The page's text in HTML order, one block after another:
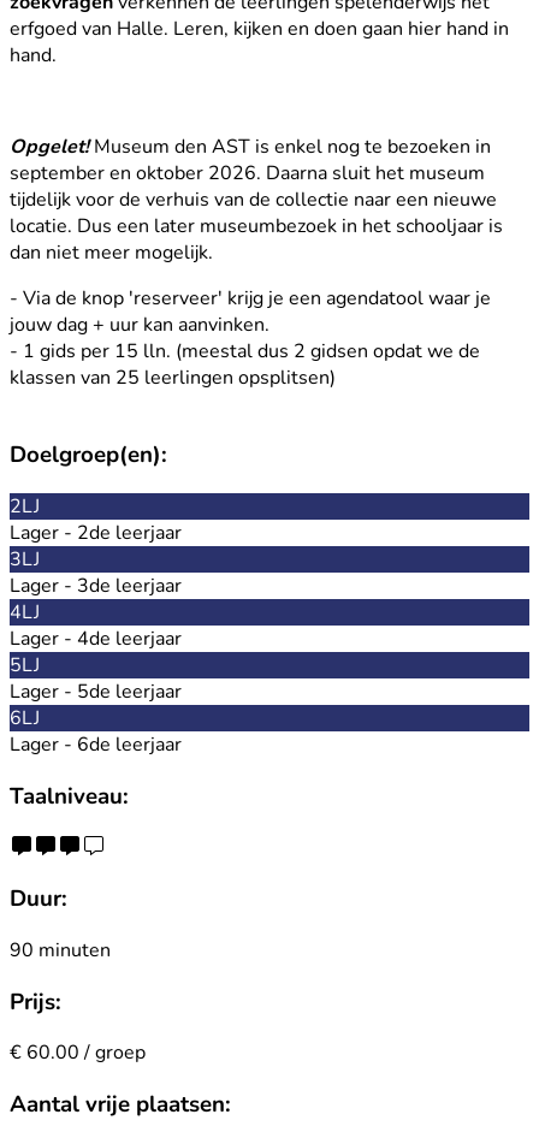
erfgoed van Halle. Leren, kijken en doen gaan hier hand in
hand.
Opgelet!Museum den AST is enkel nog te bezoeken in
september en oktober 2026. Daarna sluit het museum
tijdelijk voor de verhuis van de collectie naar een nieuwe
locatie. Dus een later museumbezoek in het schooljaar is
dan niet meer mogelijk.
- Via de knop 'reserveer' krijg je een agendatool waar je
jouw dag + uur kan aanvinken.
- 1 gids per 15 lln. (meestal dus 2 gidsen opdat we de
klassen van 25 leerlingen opsplitsen)
Doelgroep(en):
2LJ
Lager - 2de leerjaar
3LJ
Lager - 3de leerjaar
4LJ
Lager - 4de leerjaar
5LJ
Lager - 5de leerjaar
6LJ
Lager - 6de leerjaar
Taalniveau:
Duur:
90 minuten
Prijs:
€ 60.00 / groep
Aantal vrije plaatsen: